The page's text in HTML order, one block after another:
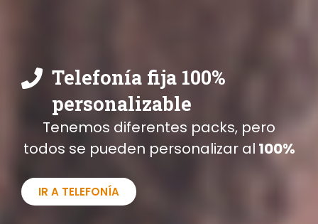
Telefonía fija 100%
personalizable
Tenemos diferentes packs, pero
todos se pueden personalizar al 100%
IR A TELEFONÍA